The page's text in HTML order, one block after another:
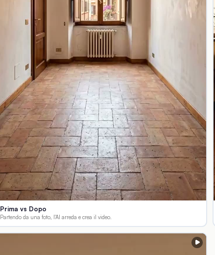
Prima vs Dopo
Partendo da una foto, l'AI arreda e crea il video.